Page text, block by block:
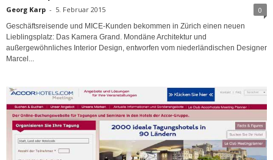
Georg Karp - 5. Februar 2015 0
Geschäftsreisende und MICE-Kunden bekommen in Zürich einen neuen
Lieblingsplatz: Das Kamera Grand. Mondäne Architektur und
außergewöhnliches Interior Design, entworfen vom niederländischen Designer
Marcel...